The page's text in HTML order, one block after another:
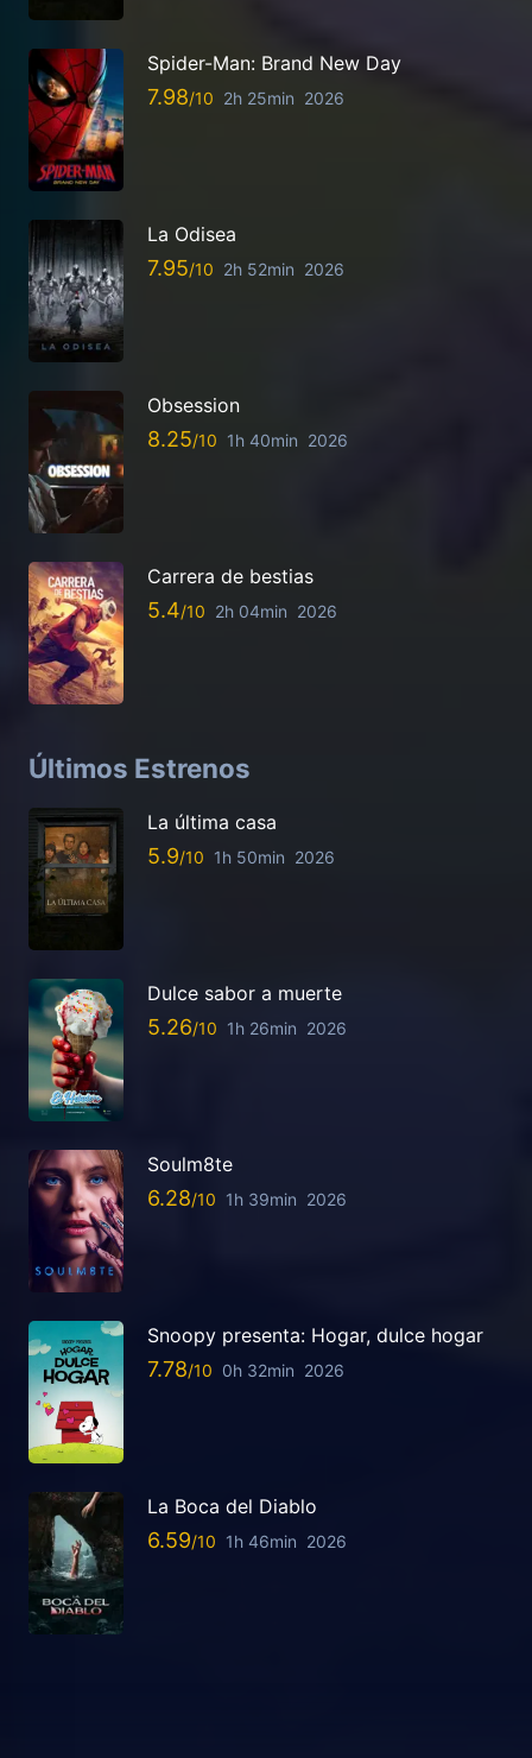
Spider-Man: Brand New Day
7.98 2h 25min 2026
La Odisea
7.95 2h 52min 2026
Obsession
8.25 1h 40min 2026
Carrera de bestias
5.4 2h 04min 2026
Últimos Estrenos
La última casa
5.9 1h 50min 2026
Dulce sabor a muerte
5.26 1h 26min 2026
Soulm8te
6.28 1h 39min 2026
Snoopy presenta: Hogar, dulce hogar
7.78 0h 32min 2026
La Boca del Diablo
6.59 1h 46min 2026